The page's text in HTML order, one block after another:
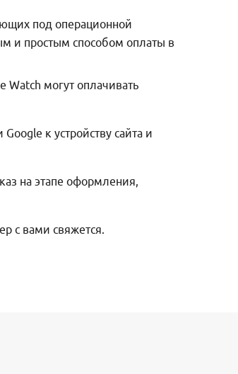
под операционной
и простым способом оплаты в
могут оплачивать
к устройству сайта и
на этапе оформления,
с вами свяжется.